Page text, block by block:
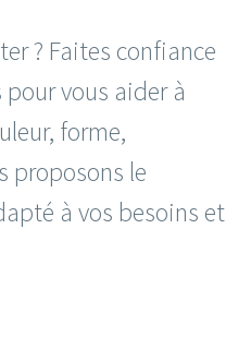
? Faites confiance
pour vous aider à
forme,
le
à vos besoins et